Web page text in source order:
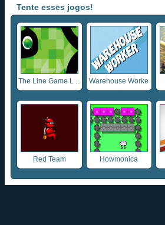
Tente esses jogos!
The Line Game L ...
Warehouse Worke
...
Red Team Howmonica